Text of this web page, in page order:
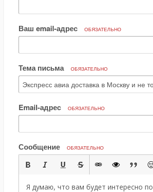
Ваш email-адрес ОБЯЗАТЕЛЬНО
Тема письма ОБЯЗАТЕЛЬНО
Email-адрес ОБЯЗАТЕЛЬНО
Сообщение ОБЯЗАТЕЛЬНО
Я думаю, что вам будет интересно